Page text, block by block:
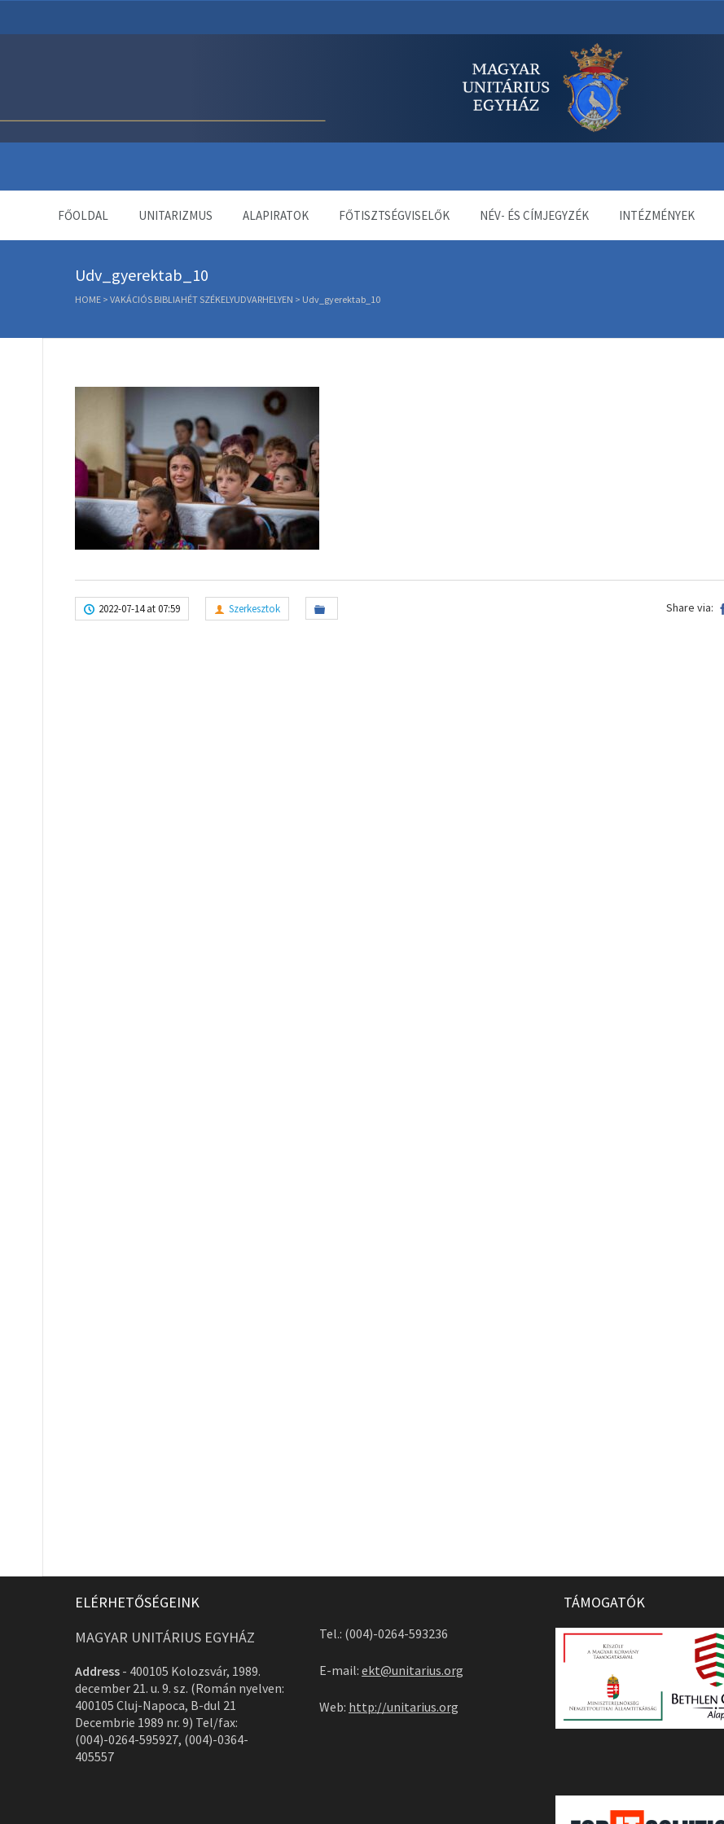
FŐOLDAL UNITARIZMUS ALAPIRATOK FŐTISZTSÉGVISELŐK NÉV- ÉS CÍMJEGYZÉK INTÉZMÉNYEK
Udv_gyerektab_10
HOME > VAKÁCIÓS BIBLIAHÉT SZÉKELYUDVARHELYEN > Udv_gyerektab_10
2022-07-14 at 07:59 Szerkesztok Share via:
ELÉRHETŐSÉGEINK
MAGYAR UNITÁRIUS EGYHÁZ
Address - 400105 Kolozsvár, 1989.
december 21. u. 9. sz. (Román nyelven:
400105 Cluj-Napoca, B-dul 21
Decembrie 1989 nr. 9) Tel/fax:
(004)-0264-595927, (004)-0364-
405557
Tel.: (004)-0264-593236
E-mail: ekt@unitarius.org
Web: http://unitarius.org
TÁMOGATÓK